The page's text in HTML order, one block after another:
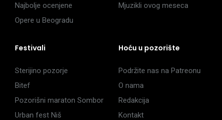
Najbolje ocenjene
Opere u Beogradu
Mjuzikli ovog meseca
Festivali
Sterijino pozorje
Bitef
Pozorišni maraton Sombor
Urban fest Niš
Hoću u pozorište
Podržite nas na Patreonu
O nama
Redakcija
Kontakt